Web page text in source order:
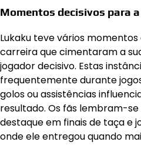
Momentos decisivos para
Lukaku teve vários
carreira que cimentaram a
jogador decisivo. Estas
frequentemente durante
golos ou assistências
resultado. Os fãs lembram-se
destaque em finais de taça e
onde ele entregou quando